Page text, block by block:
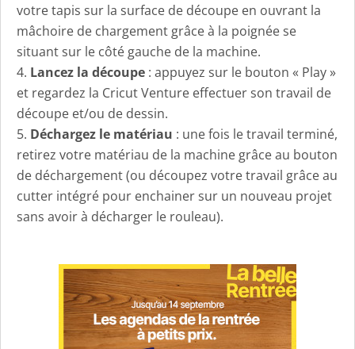
votre tapis sur la surface de découpe en ouvrant la
mâchoire de chargement grâce à la poignée se
situant sur le côté gauche de la machine.
Lancez la découpe : appuyez sur le bouton « Play »
et regardez la Cricut Venture effectuer son travail de
découpe et/ou de dessin.
Déchargez le matériau : une fois le travail terminé,
retirez votre matériau de la machine grâce au bouton
de déchargement (ou découpez votre travail grâce au
cutter intégré pour enchainer sur un nouveau projet
sans avoir à décharger le rouleau).